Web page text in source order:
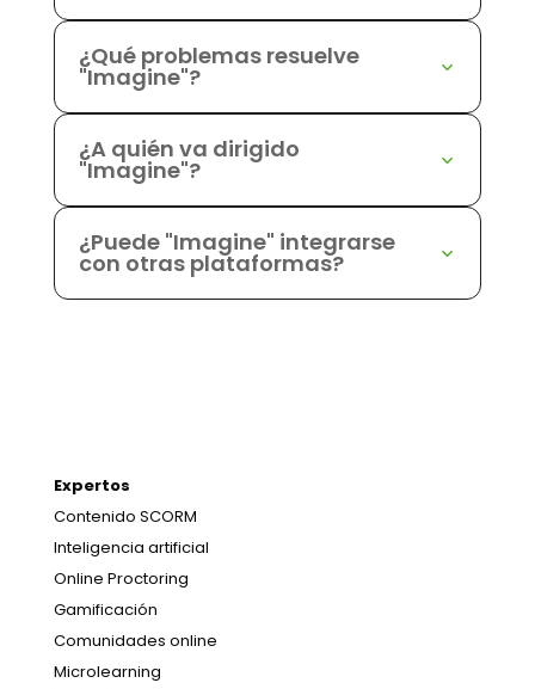
¿Qué problemas resuelve
"Imagine"?
¿A quién va dirigido
"Imagine"?
¿Puede "Imagine" integrarse
con otras plataformas?
Expertos
Contenido SCORM
Inteligencia artificial
Online Proctoring
Gamificación
Comunidades online
Microlearning